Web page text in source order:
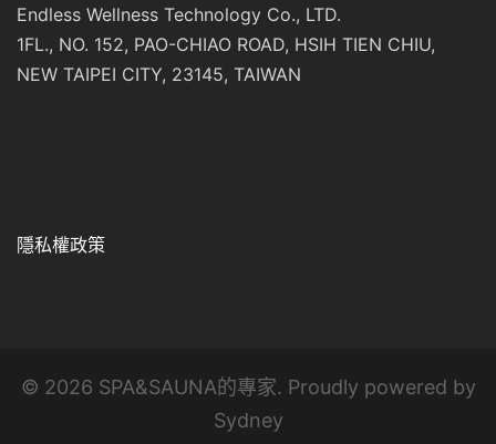
Endless Wellness Technology Co., LTD.
1FL., NO. 152, PAO-CHIAO ROAD, HSIH TIEN CHIU,
NEW TAIPEI CITY, 23145, TAIWAN
隱私權政策
© 2026 SPA&SAUNA的專家. Proudly powered by
Sydney